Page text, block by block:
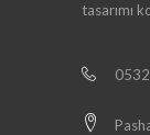
tasarımı